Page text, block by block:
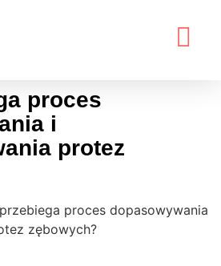
proces
i
protez
proces dopasowywania
zębowych?